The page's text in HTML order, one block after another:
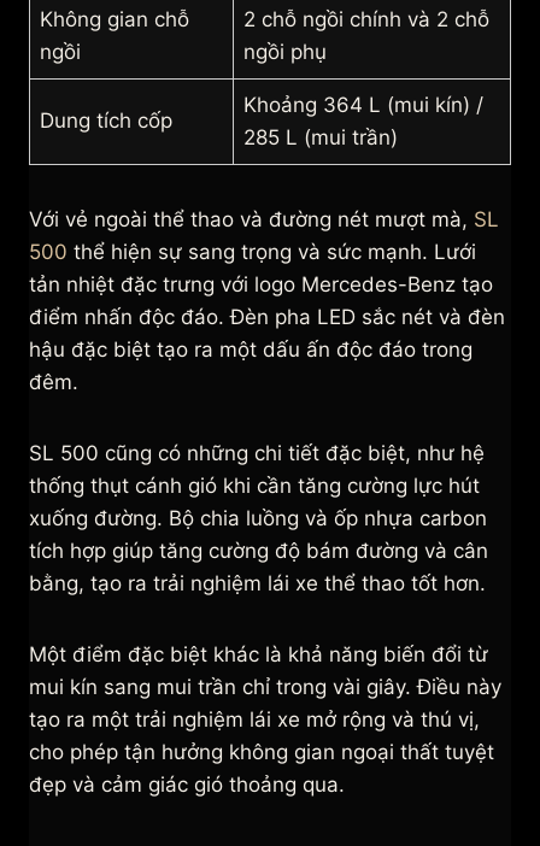
Không gian chỗ
ngồi
2 chỗ ngồi chính và 2 chỗ
ngồi phụ
Dung tích cốp
Khoảng 364 L (mui kín) /
285 L (mui trần)
Với vẻ ngoài thể thao và đường nét mượt mà, SL
500 thể hiện sự sang trọng và sức mạnh. Lưới
tản nhiệt đặc trưng với logo Mercedes-Benz tạo
điểm nhấn độc đáo. Đèn pha LED sắc nét và đèn
hậu đặc biệt tạo ra một dấu ấn độc đáo trong
đêm.
SL 500 cũng có những chi tiết đặc biệt, như hệ
thống thụt cánh gió khi cần tăng cường lực hút
xuống đường. Bộ chia luồng và ốp nhựa carbon
tích hợp giúp tăng cường độ bám đường và cân
bằng, tạo ra trải nghiệm lái xe thể thao tốt hơn.
Một điểm đặc biệt khác là khả năng biến đổi từ
mui kín sang mui trần chỉ trong vài giây. Điều này
tạo ra một trải nghiệm lái xe mở rộng và thú vị,
cho phép tận hưởng không gian ngoại thất tuyệt
đẹp và cảm giác gió thoảng qua.